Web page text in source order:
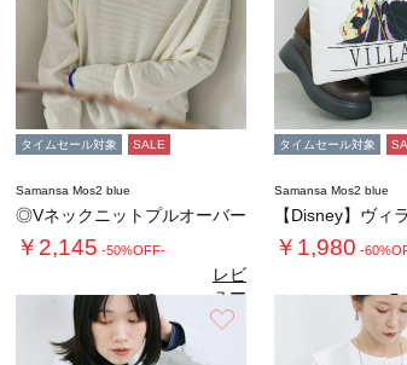
タイムセール対象 SALE
Samansa Mos2 blue
◎Vネックニットプルオーバー
￥2,145 -50%OFF-
4.0（1）
レビ
ュー
を見
る
タイムセール対象
Samansa Mos2 blue
￥1,980 -